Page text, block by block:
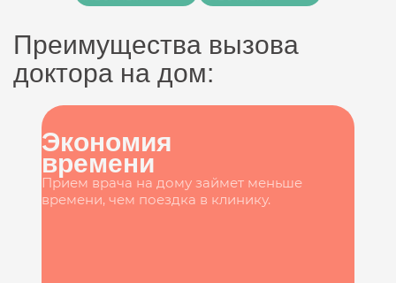
Преимущества вызова
доктора на дом:
Экономия
времени
Прием врача на дому займет меньше
времени, чем поездка в клинику.